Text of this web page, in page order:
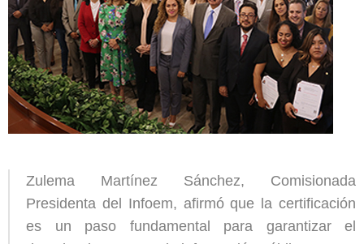
Zulema Martínez Sánchez, Comisionada
Presidenta del Infoem, afirmó que la certificación
es un paso fundamental para garantizar el